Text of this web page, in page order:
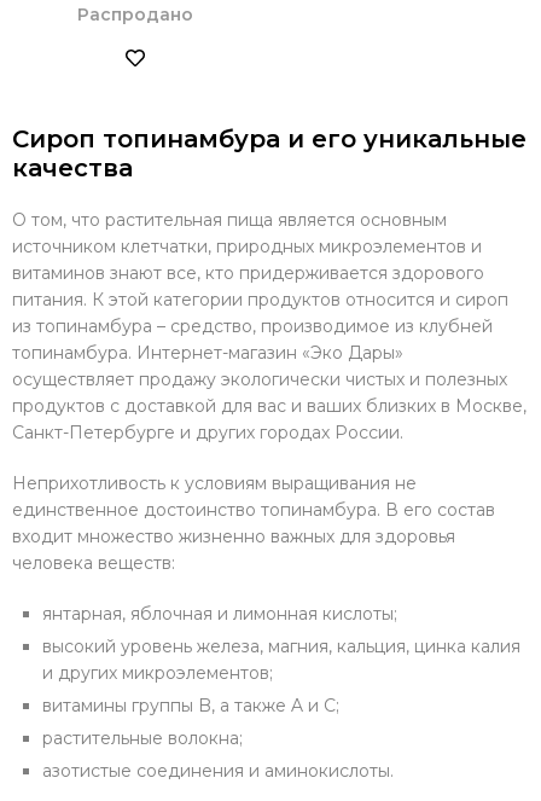
Распродано
Сироп топинамбура и его уникальные
качества
О том, что растительная пища является основным
источником клетчатки, природных микроэлементов и
витаминов знают все, кто придерживается здорового
питания. К этой категории продуктов относится и сироп
из топинамбура – средство, производимое из клубней
топинамбура. Интернет-магазин «Эко Дары»
осуществляет продажу экологически чистых и полезных
продуктов с доставкой для вас и ваших близких в Москве,
Санкт-Петербурге и других городах России.
Неприхотливость к условиям выращивания не
единственное достоинство топинамбура. В его состав
входит множество жизненно важных для здоровья
человека веществ:
янтарная, яблочная и лимонная кислоты;
высокий уровень железа, магния, кальция, цинка калия
и других микроэлементов;
витамины группы B, а также A и C;
растительные волокна;
азотистые соединения и аминокислоты.